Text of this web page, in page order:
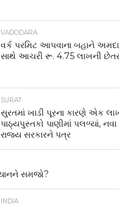
VADODARA
વર્ક પરમિટ આપવાના બહાને
સાથે આચરી રૂ. 4.75 લાખની
SURAT
સુરતમાં ખાડી પૂરના કારણે એક
પાઠ્યપુસ્તકો પાણીમાં પલળ્યાં,
રાજ્ય સરકારને પત્ર
સમજો?
INDIA